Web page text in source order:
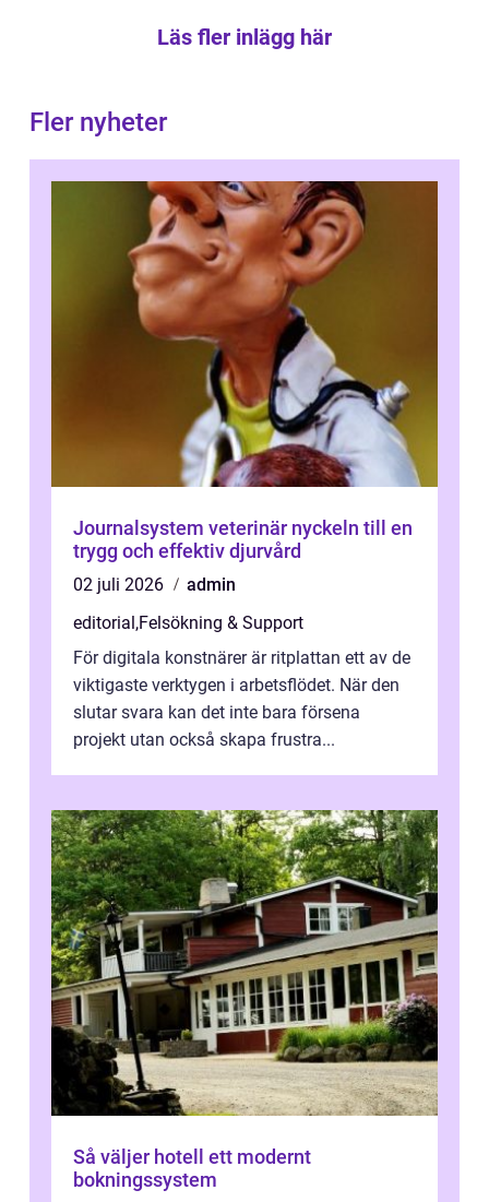
Läs fler inlägg här
Fler nyheter
Journalsystem veterinär nyckeln till en
trygg och effektiv djurvård
02 juli 2026
admin
editorial,Felsökning & Support
För digitala konstnärer är ritplattan ett av de
viktigaste verktygen i arbetsflödet. När den
slutar svara kan det inte bara försena
projekt utan också skapa frustra...
Så väljer hotell ett modernt
bokningssystem